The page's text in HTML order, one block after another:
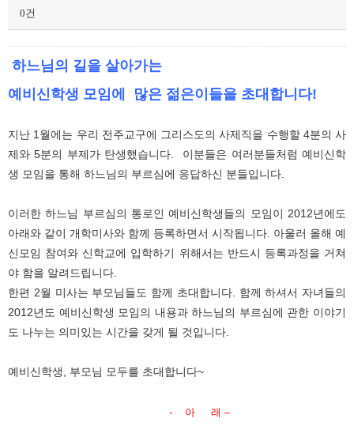
0건
하느님의 길을 살아가는
예비신학생 모임에 많은 젊은이들을 초대합니다!
지난 1월에는 우리 전주교구에 그리스도의 사제직을 수행할 4분의 사
제와 5분의 부제가 탄생했습니다. 이분들은 여러분들처럼 예비신학
생 모임을 통해 하느님의 부르심에 응답하신 분들입니다.
이러한 하느님 부르심의 통로인 예비신학생들의 모임이 2012년에도
아래와 같이 개학미사와 함께 등록하면서 시작됩니다. 아울러 올해 예
신모임 참여와 신학교에 입학하기 위해서는 반드시 등록과정을 거쳐
야 함을 알려드립니다.
한편 2월 미사는 부모님들도 함께 초대합니다. 함께 하셔서 자녀들의
2012년도 예비신학생 모임의 내용과 하느님의 부르심에 관한 이야기
도 나누는 의미있는 시간을 갖게 될 것입니다.
예비신학생, 부모님 모두를 초대합니다~
- 아 래 –